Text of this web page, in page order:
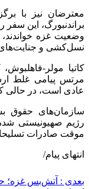
معترضان نیز با
براندنبورگ، این
وضعیت غزه
نسل‌کشی و جنایت‌های
کاتیا مولر-
مرتس پیامی غلط
عادی است، در حالی
سازمان‌های حقوق
رژیم صهیونیستی
موقت صادرات
انتهای پیام/
بعدی : آتش‌بس غزه؛